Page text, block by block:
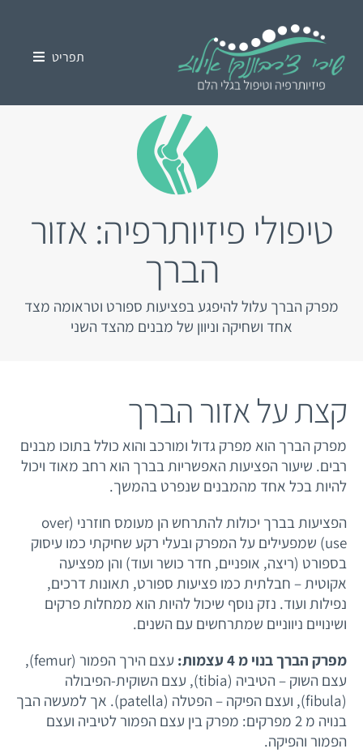
תפריט
כאב כרוני
מאמרים
טיפולי פיזיותרפיה: אזור
הברך
מפרק הברך עלול להיפגע בפציעות ספורט וטראומה מצד
אחד ושחיקה וניוון של מבנים מהצד השני
קצת על אזור הברך
מפרק הברך הוא מפרק גדול ומורכב והוא כולל בתוכו מבנים
רבים. שיעור הפציעות האפשריות בברך הוא רחב מאוד ויכול
להיות בכל אחד מהמבנים שנפרט בהמשך.
הפציעות בברך יכולות להתרחש הן מעומס חוזרני (over
use) שמפעילים על המפרק ובעלי רקע שחיקתי כמו עיסוק
בספורט (ריצה, אופניים, חדר כושר ועוד) והן מפציעה
אקוטית – חבלתית כמו פציעות ספורט, תאונות דרכים,
נפילות ועוד. נזק נוסף שיכול להיות הוא ממחלות פרקים
ושינויים ניווניים שמתרחשים עם השנים.
מפרק הברך בנוי מ 4 עצמות:
עצם הירך הפמור (femur),
עצם השוק – הטיביה (tibia), עצם השוקית-הפיבולה
(fibula), ועצם הפיקה – הפטלה (patella). אך למעשה הבך
בנויה מ 2 מפרקים: מפרק בין עצם הפמור לטיביה ועצם
הפמור והפיקה.